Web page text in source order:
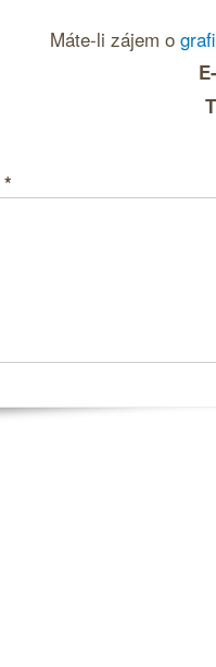
Máte-li zájem o
*